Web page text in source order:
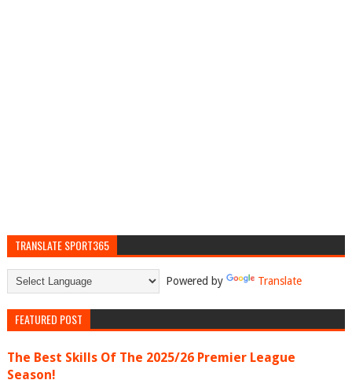
TRANSLATE SPORT365
Powered by Translate
FEATURED POST
The Best Skills Of The 2025/26 Premier League
Season!